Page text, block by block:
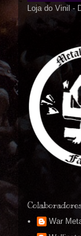
Loja do Vinil -
War